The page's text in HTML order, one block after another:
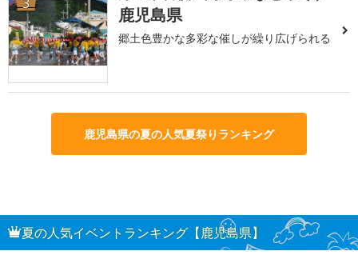
鹿児島県
郷土色豊かな多彩な催しが繰り広げられる
鹿児島県の夏の人気夏祭りランキング
夏の人気イベントランキング【鹿児島県】